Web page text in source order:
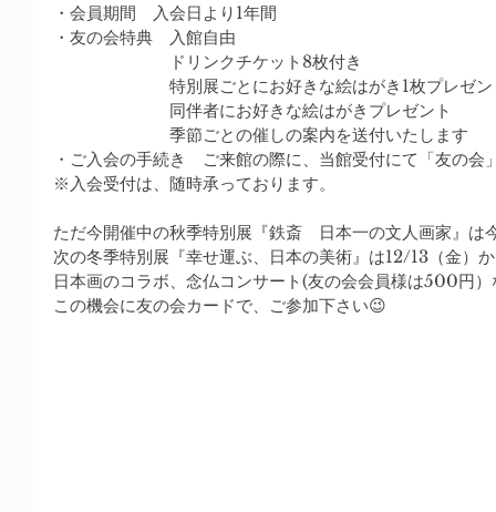
・会員期間　入会日より1年間
・友の会特典　入館自由
ドリンクチケット8枚付き
特別展ごとにお好きな絵はがき1枚プレゼン
同伴者にお好きな絵はがきプレゼント
季節ごとの催しの案内を送付いたします
・ご入会の手続き　ご来館の際に、当館受付にて「友の
※入会受付は、随時承っております。
ただ今開催中の秋季特別展『鉄斎　日本一の文人画家』は
次の冬季特別展『幸せ運ぶ、日本の美術』は12/13（金）
日本画のコラボ、念仏コンサート(友の会会員様は500円
この機会に友の会カードで、ご参加下さい😉